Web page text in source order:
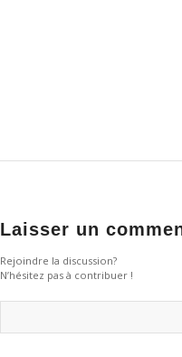
Laisser un
Rejoindre la discussion?
N’hésitez pas à contribuer !